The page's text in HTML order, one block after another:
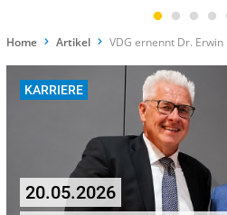
Home Artikel VDG ernennt Dr.
KARRIERE
20.05.2026